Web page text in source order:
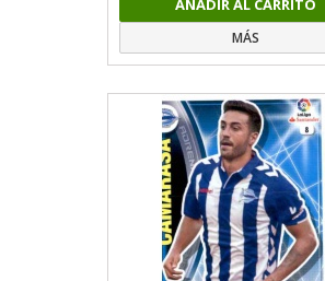
AÑADIR AL CARRITO
MÁS